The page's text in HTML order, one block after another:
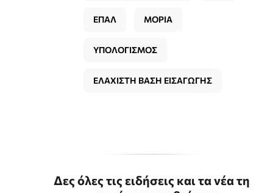
ΕΠΑΛ ΜΟΡΙΑ
ΥΠΟΛΟΓΙΣΜΟΣ
ΕΛΑΧΙΣΤΗ ΒΑΣΗ ΕΙΣΑΓΩΓΗΣ
Δες όλες τις ειδήσεις και τα νέα τη